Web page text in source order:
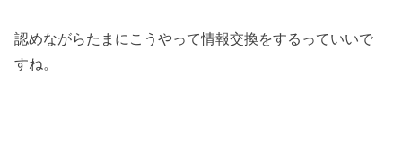
認めながらたまにこうやって情報交換をするっていいで
すね。